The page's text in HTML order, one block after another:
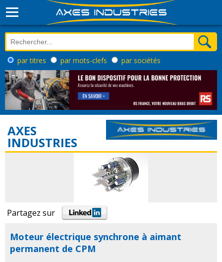
par titres par mots-clefs par sociétés
AXES
INDUSTRIES
Partagez sur
Moteur électrique synchrone à aimant
permanent de CPM